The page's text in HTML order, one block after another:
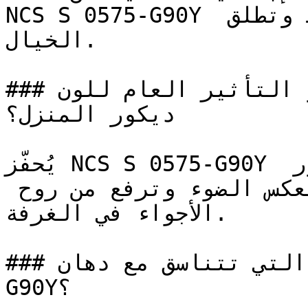
NCS S 0575-G90Y الإيجابية التي تحفز النشاط وتطلق
الخيال.
### ما هو التأثير العام للون NCS S 0575-G90Y على
ديكور المنزل؟
يُحفّز NCS S 0575-G90Y النشاط الذهني ويعزز الشعور
الأجواء في الغرفة.
### ما هي الألوان التي تتناسق مع دهان NCS S 0575-
G90Y؟